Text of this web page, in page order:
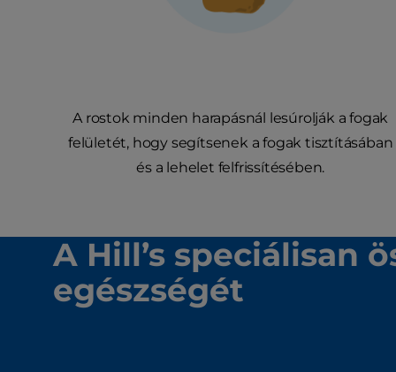
A rostok minden harapásnál lesúrolják a fogak
felületét, hogy segítsenek a fogak tisztításában
és a lehelet felfrissítésében.
A Hill’s speciálisan
egészségét